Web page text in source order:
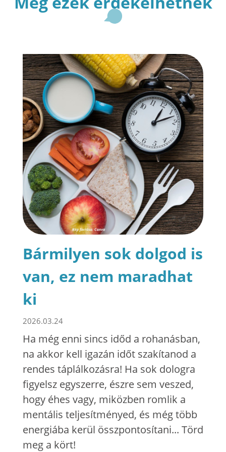
Bármilyen sok dolgod is
van, ez nem maradhat
ki
2026.03.24
Ha még enni sincs időd a rohanásban,
na akkor kell igazán időt szakítanod a
rendes táplálkozásra! Ha sok dologra
figyelsz egyszerre, észre sem veszed,
hogy éhes vagy, miközben romlik a
mentális teljesítményed, és még több
energiába kerül összpontosítani... Törd
meg a kört!